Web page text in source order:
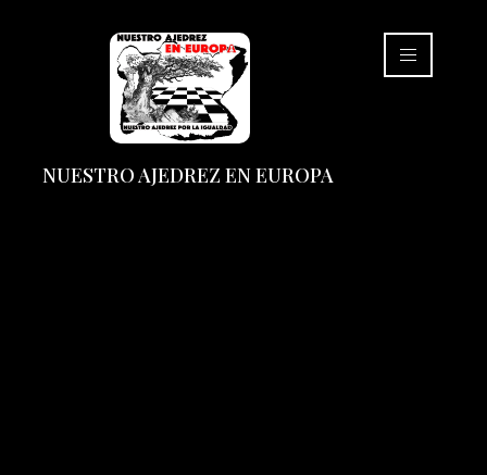
NUESTRO AJEDREZ EN EUROPA